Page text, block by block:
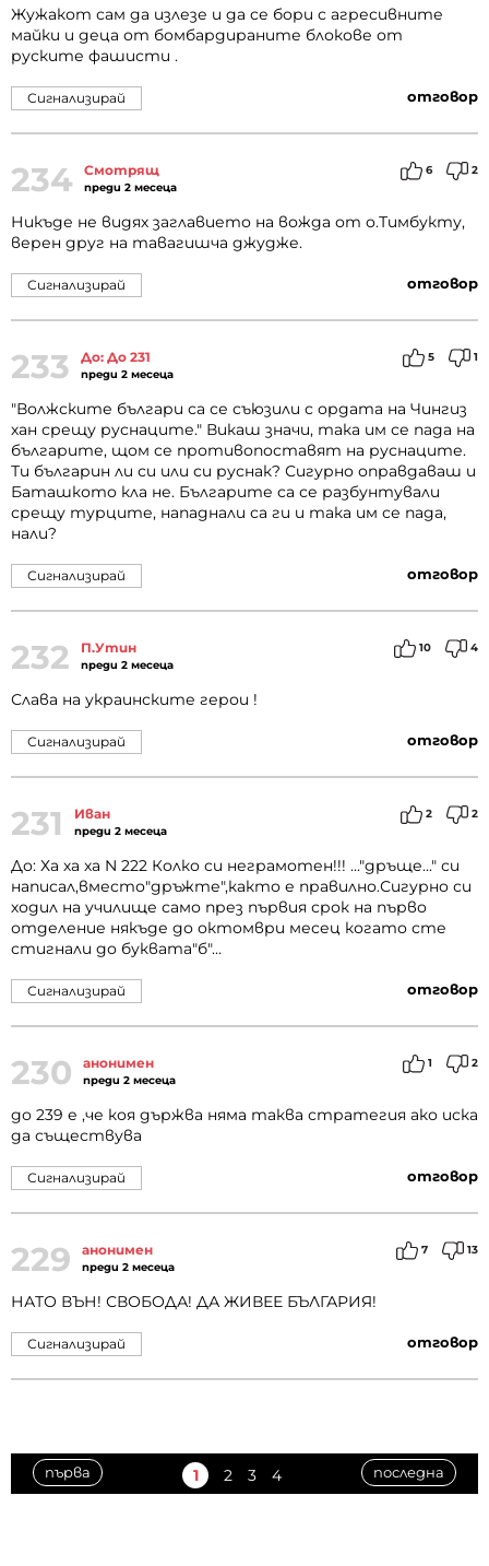
Жужакот сам да излезе и да се бори с агресивните
майки и деца от бомбардираните блокове от
руските фашисти .
отговор
Сигнализирай
234 Смотрящ
преди 2 месеца
6 2
Никъде не видях заглавието на вожда от о.Тимбукту,
верен друг на тавагишча джудже.
отговор
Сигнализирай
233 До: До 231
преди 2 месеца
5 1
"Волжските българи са се съюзили с ордата на Чингиз
хан срещу руснаците." Викаш значи, така им се пада на
българите, щом се противопоставят на руснаците.
Ти българин ли си или си руснак? Сигурно оправдаваш и
Баташкото кла не. Българите са се разбунтували
срещу турците, нападнали са ги и така им се пада,
нали?
отговор
Сигнализирай
232 П.Утин
преди 2 месеца
10 4
Слава на украинските герои !
отговор
Сигнализирай
231 Иван
преди 2 месеца
2 2
До: Ха ха ха N 222 Колко си неграмотен!!! ..."дръще..." си
написал,вместо"дръжте",както е правилно.Сигурно си
ходил на училище само през първия срок на първо
отделение някъде до октомври месец когато сте
стигнали до буквата"б"...
отговор
Сигнализирай
230 анонимен
преди 2 месеца
1 2
до 239 е ,че коя държва няма таква стратегия ако иска
да съществува
отговор
Сигнализирай
229 анонимен
преди 2 месеца
7 13
НАТО ВЪН! СВОБОДА! ДА ЖИВЕЕ БЪЛГАРИЯ!
отговор
Сигнализирай
първа 1 2 3 4 последна